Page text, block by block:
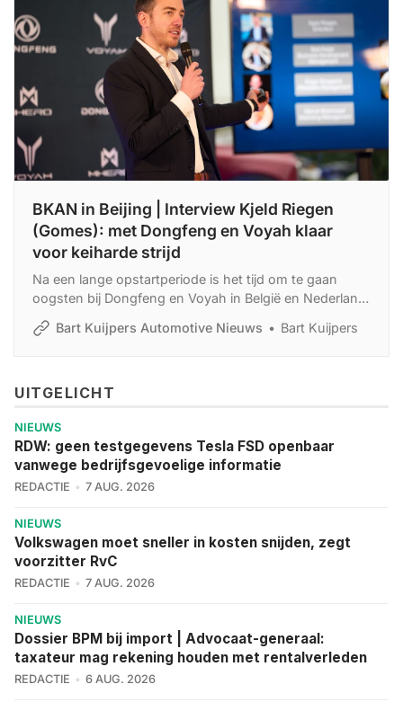
BKAN in Beijing | Interview Kjeld Riegen
(Gomes): met Dongfeng en Voyah klaar
voor keiharde strijd
Na een lange opstartperiode is het tijd om te gaan
oogsten bij Dongfeng en Voyah in België en Nederland.
In een interview met BKAN vertelt Kjeld Riegen, van
importeur Gomes, over de plannen van de twee
Bart Kuijpers Automotive Nieuws Bart Kuijpers
UITGELICHT
NIEUWS
RDW: geen testgegevens Tesla FSD openbaar
vanwege bedrijfsgevoelige informatie
REDACTIE 7 AUG. 2026
NIEUWS
Volkswagen moet sneller in kosten snijden, zegt
voorzitter RvC
REDACTIE 7 AUG. 2026
NIEUWS
Dossier BPM bij import | Advocaat-generaal:
taxateur mag rekening houden met rentalverleden
REDACTIE 6 AUG. 2026